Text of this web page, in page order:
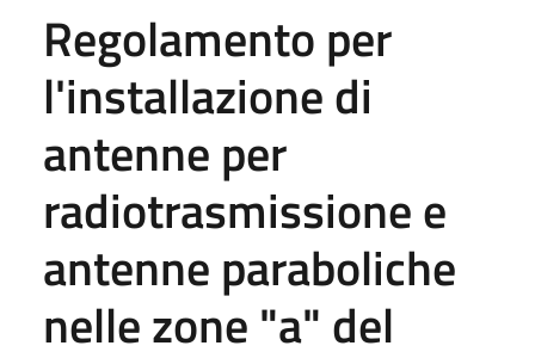
Regolamento per
l'installazione di
antenne per
radiotrasmissione e
antenne paraboliche
nelle zone "a" del